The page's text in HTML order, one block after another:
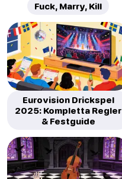
Fuck, Marry, Kill
Eurovision Drickspel
2025: Kompletta Regler
& Festguide